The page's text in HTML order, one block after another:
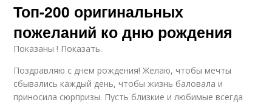
Топ-200 оригинальных
пожеланий ко дню рождения
Показаны ! Показать.
Поздравляю с днем рождения! Желаю, чтобы мечты
сбывались каждый день, чтобы жизнь баловала и
приносила сюрпризы. Пусть близкие и любимые всегда